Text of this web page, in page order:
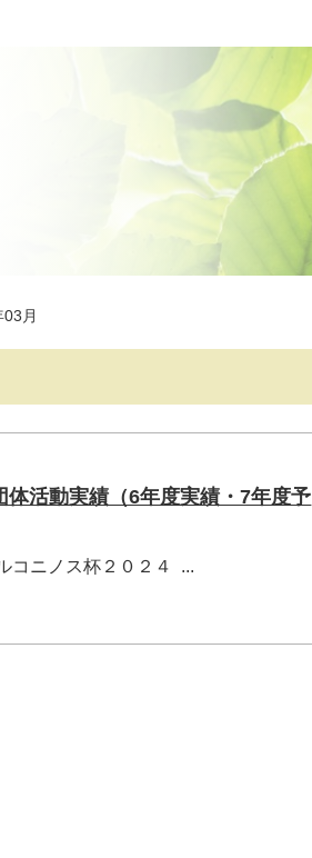
月
活動実績（6年度実績・7年度予
ニノス杯２０２４ ...